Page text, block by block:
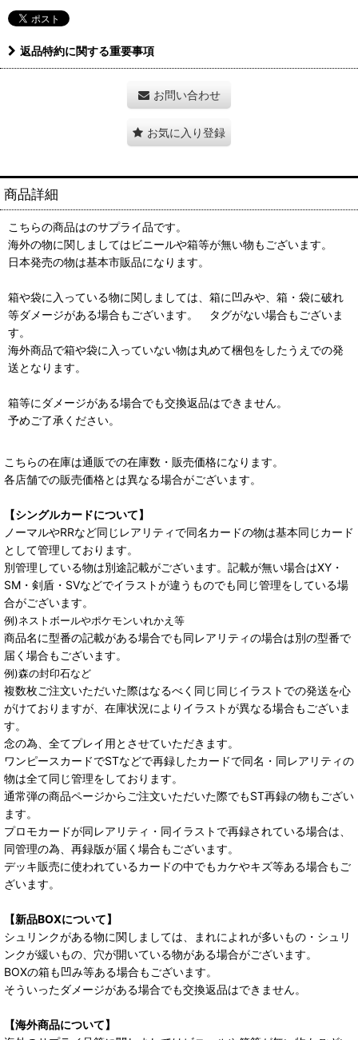
返品特約に関する重要事項
お問い合わせ
お気に入り登録
商品詳細
こちらの商品はのサプライ品です。
海外の物に関しましてはビニールや箱等が無い物もございます。
日本発売の物は基本市販品になります。
箱や袋に入っている物に関しましては、箱に凹みや、箱・袋に破れ
等ダメージがある場合もございます。 タグがない場合もございま
す。
海外商品で箱や袋に入っていない物は丸めて梱包をしたうえでの発
送となります。
箱等にダメージがある場合でも交換返品はできません。
予めご了承ください。
こちらの在庫は通販での在庫数・販売価格になります。
各店舗での販売価格とは異なる場合がございます。
【シングルカードについて】
ノーマルやRRなど同じレアリティで同名カードの物は基本同じカード
として管理しております。
別管理している物は別途記載がございます。記載が無い場合はXY・
SM・剣盾・SVなどでイラストが違うものでも同じ管理をしている場
合がございます。
例)ネストボールやポケモンいれかえ等
商品名に型番の記載がある場合でも同レアリティの場合は別の型番で
届く場合もございます。
例)森の封印石など
複数枚ご注文いただいた際はなるべく同じ同じイラストでの発送を心
がけておりますが、在庫状況によりイラストが異なる場合もございま
す。
念の為、全てプレイ用とさせていただきます。
ワンピースカードでSTなどで再録したカードで同名・同レアリティの
物は全て同じ管理をしております。
通常弾の商品ページからご注文いただいた際でもST再録の物もござい
ます。
プロモカードが同レアリティ・同イラストで再録されている場合は、
同管理の為、再録版が届く場合もございます。
デッキ販売に使われているカードの中でもカケやキズ等ある場合もご
ざいます。
【新品BOXについて】
シュリンクがある物に関しましては、まれによれが多いもの・シュリ
ンクが緩いもの、穴が開いている物がある場合がございます。
BOXの箱も凹み等ある場合もございます。
そういったダメージがある場合でも交換返品はできません。
【海外商品について】